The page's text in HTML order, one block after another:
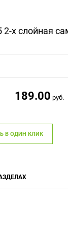
х слойная
189.00 руб.
В ОДИН КЛИК